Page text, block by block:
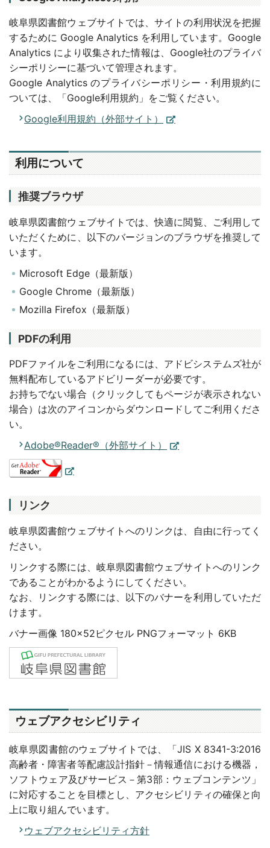
岐阜県図書館ウェブサイトでは、サイトの利用状況を把握
するために Google Analytics を利用しています。Google
Analytics により収集された情報は、Google社のプライバ
シーポリシーに基づいて管理されます。
Google Analytics のプライバシーポリシー・利用規約に
ついては、「Google利用規約」をご覧ください。
Google利用規約（外部サイト）
利用について
推奨ブラウザ
岐阜県図書館ウェブサイトでは、快適に閲覧、ご利用して
いただくために、以下のバージョンのブラウザを推奨して
います。
Microsoft Edge（最新版）
Google Chrome（最新版）
Mozilla Firefox（最新版）
PDFの利用
PDFファイルをご利用になるには、アドビシステムズ社が
無料配布しているアドビリーダーが必要です。
お持ちでない場合（クリックしてもページが表示されない
場合）は次のアイコンからダウンロードしてご利用くださ
い。
Adobe®Reader®（外部サイト）
リンク
岐阜県図書館ウェブサイトへのリンクは、自由に行ってく
ださい。
リンクする際には、岐阜県図書館ウェブサイトへのリンク
であることがわかるようにしてください。
なお、リンクする際には、以下のバナーを利用していただ
けます。
バナー画像 180×52ピクセル PNGフォーマット 6KB
ウェブアクセシビリティ
岐阜県図書館のウェブサイトでは、「JIS X 8341-3:2016
高齢者・障害者等配慮設計指針－情報通信における機器，
ソフトウェア及びサービス－第3部：ウェブコンテンツ」
に対応することを目標とし、アクセシビリティの確保と向
上に取り組んでいます。
ウェブアクセシビリティ方針